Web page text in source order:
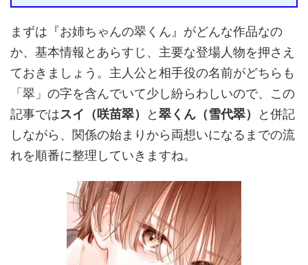
まずは『お姉ちゃんの翠くん』がどんな作品なの
か、基本情報とあらすじ、主要な登場人物を押さえ
ておきましょう。主人公と相手役の名前がどちらも
「翠」の字を含んでいて少し紛らわしいので、この
記事ではスイ（咲苗翠） と翠くん（雪代翠）
と併記
しながら、関係の始まりから両想いになるまでの流
れを順番に整理していきますね。